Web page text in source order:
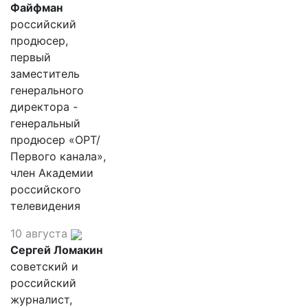
Файфман
российский
продюсер,
первый
заместитель
генерального
директора -
генеральный
продюсер «ОРТ/
Первого канала»,
член Академии
российского
телевидения
10 августа
Сергей Ломакин
советский и
российский
журналист,